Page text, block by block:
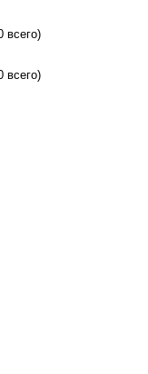
всего)
всего)